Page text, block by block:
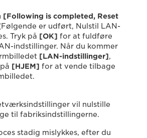
[Following is completed, Reset
er udført, Nulstil LAN-
Tryk på [OK] for at fuldføre
indstillinger. Når du kommer
[LAN-indstillinger],
[HJEM] for at vende tilbage
vil nulstille
til fabriksindstillingerne.
stadig mislykkes, efter du